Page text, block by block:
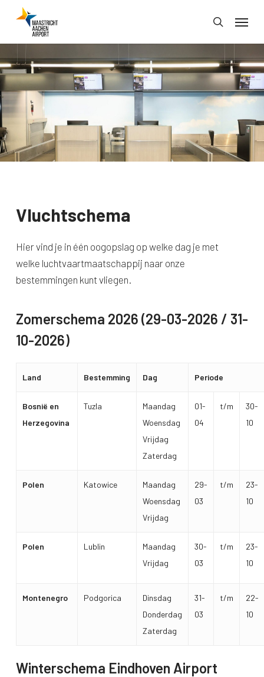
main
content
search
Menu
Vluchtschema
Hier vind je in één oogopslag op welke dag je met
welke luchtvaartmaatschappij naar onze
bestemmingen kunt vliegen.
Zomerschema 2026 (29-03-2026 / 31-
10-2026)
Land Bestemming Dag Periode
Bosnië en
Herzegovina
Tuzla
Maandag
Woensdag
Vrijdag
Zaterdag
01-
04
t/m
30-
10
Polen Katowice
Maandag
Woensdag
Vrijdag
29-
03
t/m
23-
10
Polen Lublin
Maandag
Vrijdag
30-
03
t/m
23-
10
Montenegro Podgorica
Dinsdag
Donderdag
Zaterdag
31-
03
t/m
22-
10
Winterschema Eindhoven Airport